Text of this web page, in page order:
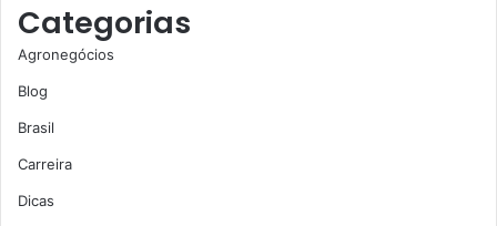
Categorias
Agronegócios
Blog
Brasil
Carreira
Dicas